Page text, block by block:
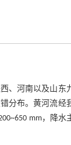
、河南以及山东
分布。黄河流经
mm，降水